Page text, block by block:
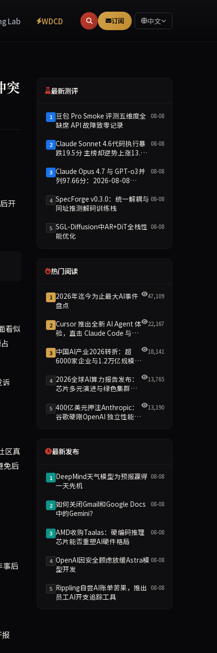
Lab WDCD 订阅 中文
突
开
看似
区真
免后
事后
最新测评
1 豆包 Pro Smoke 评测五维度全
缺席 API 故障致零记录
08-08
2 Claude Sonnet 4.6代码执行暴
跌19.5分 主榜却逆势上涨13.8
08-08
3 Claude Opus 4.7 与 GPT-o3并
列97.66分：2026-08-08
08-08
4 SpecForge v0.3.0：统一解耦与
同址推测解码训练栈
08-08
5 SGL-Diffusion中AR+DiT全栈性
能优化
08-08
热门阅读
1 2026年迄今为止最大AI事件
盘点
47,109
2 Cursor 推出全新 AI Agent 体
验，直击 Claude Code 与
22,167
3 中国AI产业2026转折：超
6000家企业与1.2万亿规模引
18,141
4 2026全球AI算力报告发布：
芯片多元演进与绿色集群引
13,765
5 400亿美元押注Anthropic：
谷歌硬刚OpenAI 独立性能否
13,190
最新发布
1 DeepMind天气模型为预报赢得
一天先机
08-08
2 如何关闭Gmail和Google Docs
中的Gemini？
08-08
3 AMD收购Taalas：硬编码推理
芯片能否重塑AI硬件格局
08-08
4 OpenAI因安全顾虑放缓Astra模
型开发
08-08
5 Rippling自尝AI账单苦果，推出
员工AI开支追踪工具
08-08